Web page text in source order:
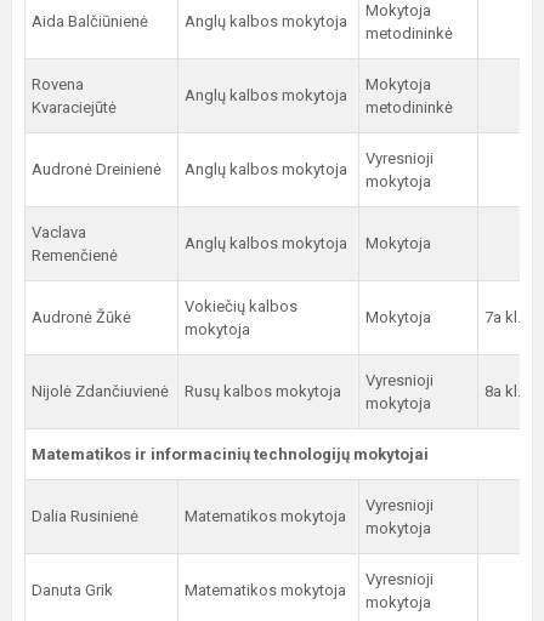
Aida Balčiūnienė Anglų kalbos mokytoja
Mokytoja
metodininkė
Rovena
Kvaraciejūtė
Anglų kalbos mokytoja
Mokytoja
metodininkė
Audronė Dreinienė Anglų kalbos mokytoja
Vyresnioji
mokytoja
Vaclava
Remenčienė
Anglų kalbos mokytoja Mokytoja
Audronė Žūkė
Vokiečių kalbos
mokytoja
Mokytoja 7a kl.
Nijolė Zdančiuvienė Rusų kalbos mokytoja
Vyresnioji
mokytoja
8a kl.
Matematikos ir informacinių technologijų mokytojai
Dalia Rusinienė Matematikos mokytoja
Vyresnioji
mokytoja
Danuta Grik Matematikos mokytoja
Vyresnioji
mokytoja